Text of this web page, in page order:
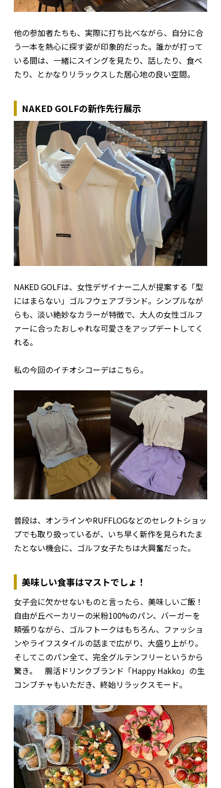
他の参加者たちも、実際に打ち比べながら、自分に合
う一本を熱心に探す姿が印象的だった。誰かが打って
いる間は、一緒にスイングを見たり、話したり、食べ
たり、とかなりリラックスした居心地の良い空間。
NAKED GOLFの新作先行展示
NAKED GOLFは、女性デザイナー二人が提案する「型
にはまらない」ゴルフウェアブランド。シンプルなが
らも、淡い絶妙なカラーが特徴で、大人の女性ゴルフ
ァーに合ったおしゃれな可愛さをアップデートしてく
れる。
私の今回のイチオシコーデはこちら。
普段は、オンラインやRUFFLOGなどのセレクトショッ
プでも取り扱っているが、いち早く新作を見られたま
たとない機会に、ゴルフ女子たちは大興奮だった。
美味しい食事はマストでしょ！
女子会に欠かせないものと言ったら、美味しいご飯！
自由が丘ベーカリーの米粉100%のパン、バーガーを
頬張りながら、ゴルフトークはもちろん、ファッショ
ンやライフスタイルの話まで広がり、大盛り上がり。
そしてこのパン全て、完全グルテンフリーというから
驚き。 腸活ドリンクブランド「Happy Hakko」の生
コンブチャもいただき、終始リラックスモード。